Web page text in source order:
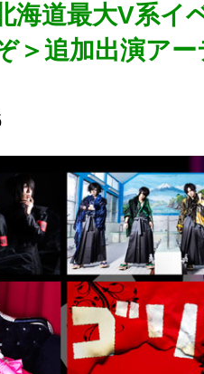
海道最大V系イ
＞追加出演ア